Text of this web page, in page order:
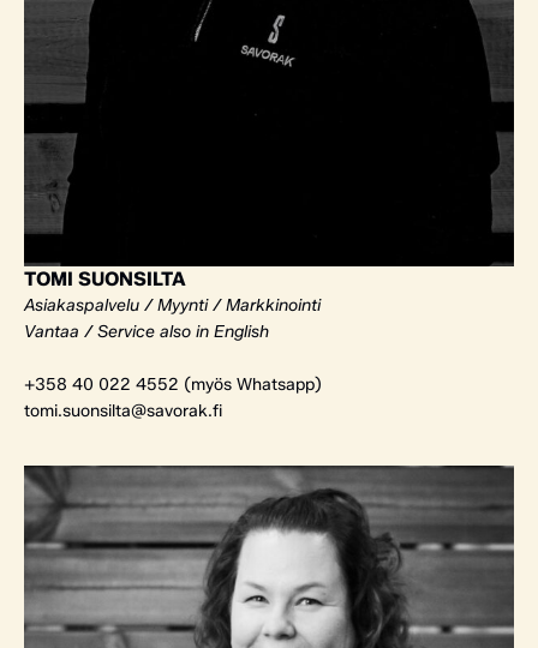
TOMI SUONSILTA
Asiakaspalvelu / Myynti / Markkinointi
Vantaa / Service also in English
+358 40 022 4552 (myös Whatsapp)
tomi.suonsilta@savorak.fi